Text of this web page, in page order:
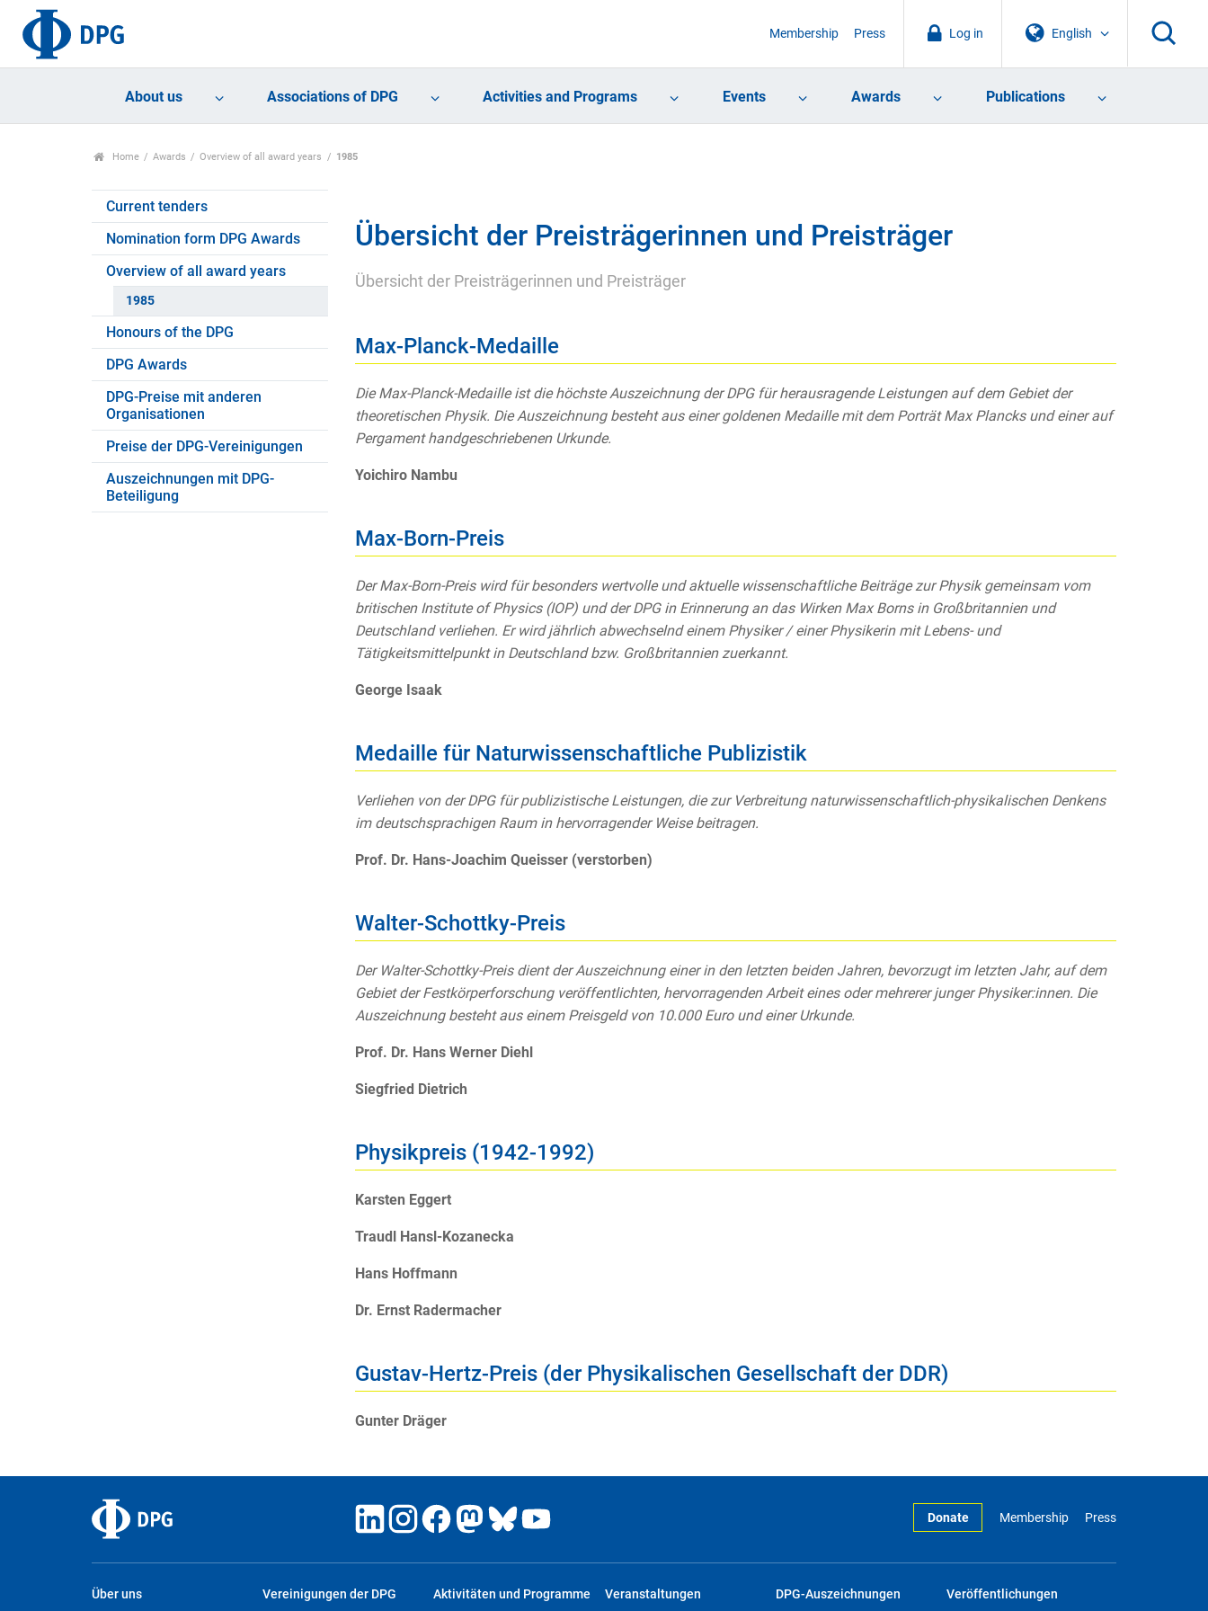
English
Log in
Membership Press
About us Associations of DPG Activities and Programs Events Awards Publications
Home Awards Overview of all award years 1985
Current tenders
Nomination form DPG Awards
Overview of all award years
1985
Honours of the DPG
DPG Awards
DPG-Preise mit anderen
Organisationen
Preise der DPG-Vereinigungen
Auszeichnungen mit DPG-
Beteiligung
Übersicht der Preisträgerinnen und Preisträger
Übersicht der Preisträgerinnen und Preisträger
Max-Planck-Medaille
Die Max-Planck-Medaille ist die höchste Auszeichnung der DPG für herausragende Leistungen auf dem Gebiet der
theoretischen Physik. Die Auszeichnung besteht aus einer goldenen Medaille mit dem Porträt Max Plancks und einer auf
Pergament handgeschriebenen Urkunde.
Yoichiro Nambu
Max-Born-Preis
Der Max-Born-Preis wird für besonders wertvolle und aktuelle wissenschaftliche Beiträge zur Physik gemeinsam vom
britischen Institute of Physics (IOP) und der DPG in Erinnerung an das Wirken Max Borns in Großbritannien und
Deutschland verliehen. Er wird jährlich abwechselnd einem Physiker / einer Physikerin mit Lebens- und
Tätigkeitsmittelpunkt in Deutschland bzw. Großbritannien zuerkannt.
George Isaak
Medaille für Naturwissenschaftliche Publizistik
Verliehen von der DPG für publizistische Leistungen, die zur Verbreitung naturwissenschaftlich-physikalischen Denkens
im deutschsprachigen Raum in hervorragender Weise beitragen.
Prof. Dr. Hans-Joachim Queisser (verstorben)
Walter-Schottky-Preis
Der Walter-Schottky-Preis dient der Auszeichnung einer in den letzten beiden Jahren, bevorzugt im letzten Jahr, auf dem
Gebiet der Festkörperforschung veröffentlichten, hervorragenden Arbeit eines oder mehrerer junger Physiker:innen. Die
Auszeichnung besteht aus einem Preisgeld von 10.000 Euro und einer Urkunde.
Prof. Dr. Hans Werner Diehl
Siegfried Dietrich
Physikpreis (1942-1992)
Karsten Eggert
Traudl Hansl-Kozanecka
Hans Hoffmann
Dr. Ernst Radermacher
Gustav-Hertz-Preis (der Physikalischen Gesellschaft der DDR)
Gunter Dräger
Donate Membership Press
Über uns Vereinigungen der DPG Aktivitäten und Programme Veranstaltungen DPG-Auszeichnungen Veröffentlichungen